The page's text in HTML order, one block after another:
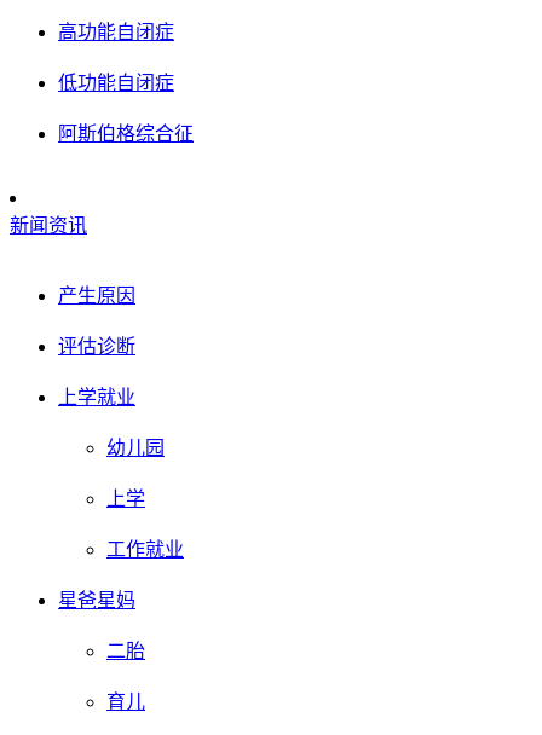
高功能自闭症
低功能自闭症
阿斯伯格综合征
新闻资讯
产生原因
评估诊断
上学就业
幼儿园
上学
工作就业
星爸星妈
二胎
育儿